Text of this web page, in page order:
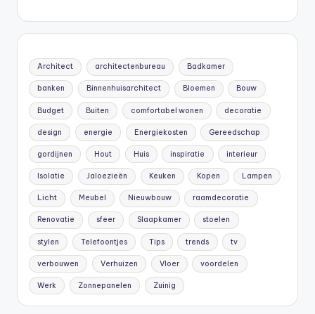
Architect architectenbureau Badkamer
banken Binnenhuisarchitect Bloemen Bouw
Budget Buiten comfortabel wonen decoratie
design energie Energiekosten Gereedschap
gordijnen Hout Huis inspiratie interieur
Isolatie Jaloezieën Keuken Kopen Lampen
Licht Meubel Nieuwbouw raamdecoratie
Renovatie sfeer Slaapkamer stoelen
stylen Telefoontjes Tips trends tv
verbouwen Verhuizen Vloer voordelen
Werk Zonnepanelen Zuinig